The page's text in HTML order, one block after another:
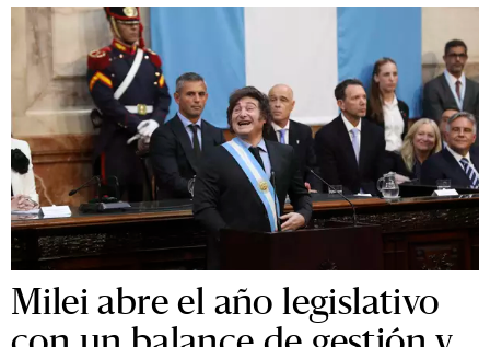
Milei abre el año legislativo